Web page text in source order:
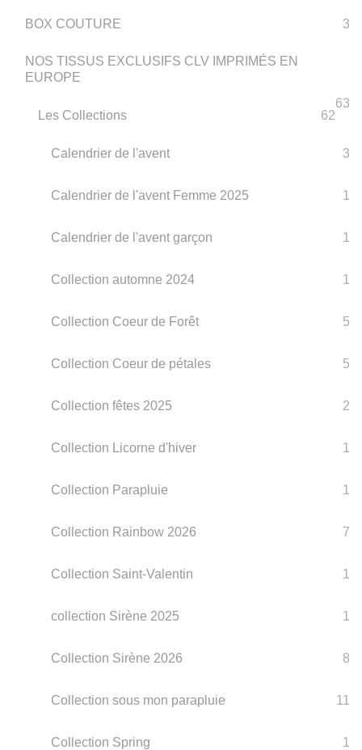
BOX COUTURE 3
NOS TISSUS EXCLUSIFS CLV IMPRIMÉS EN
EUROPE
63
Les Collections
62
Calendrier de l'avent 3
Calendrier de l'avent Femme 2025 1
Calendrier de l'avent garçon 1
Collection automne 2024 1
Collection Coeur de Forêt 5
Collection Coeur de pétales 5
Collection fêtes 2025 2
Collection Licorne d'hiver 1
Collection Parapluie 1
Collection Rainbow 2026 7
Collection Saint-Valentin 1
collection Sirène 2025 1
Collection Sirène 2026 8
Collection sous mon parapluie 11
Collection Spring 1